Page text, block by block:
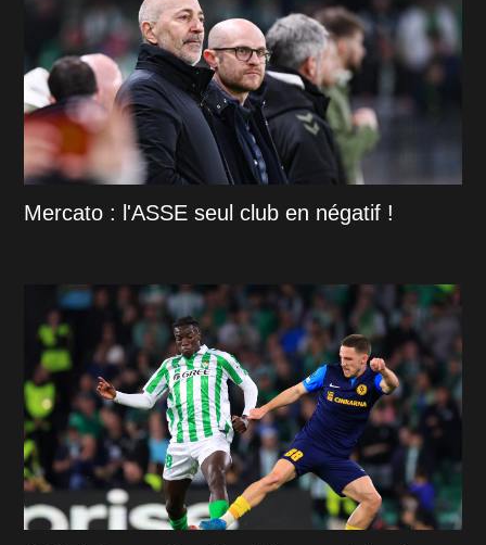
Mercato : l'ASSE seul club en négatif !